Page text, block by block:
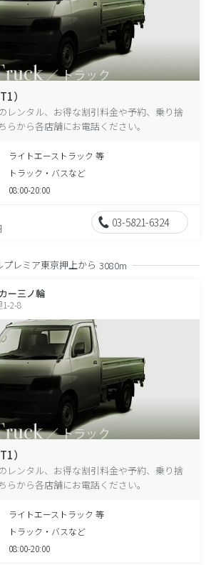
）
レンタル、お得な割引料金や予約、乗り捨
らから各店舗にお電話ください。
ライトエーストラック 等
トラック・バスなど
08:00-20:00
03-5821-6324
レミア東京押上から 3080m
ー三ノ輪
2-8
）
レンタル、お得な割引料金や予約、乗り捨
らから各店舗にお電話ください。
ライトエーストラック 等
トラック・バスなど
08:00-20:00